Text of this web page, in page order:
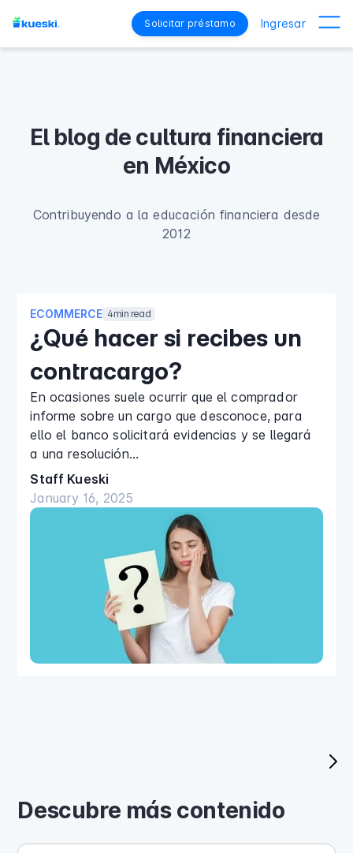
Solicitar préstamo Ingresar
El blog de cultura financiera
en México
Contribuyendo a la educación financiera desde
2012
ECOMMERCE 4min read
¿Qué hacer si recibes un
contracargo?
En ocasiones suele ocurrir que el comprador
informe sobre un cargo que desconoce, para
ello el banco solicitará evidencias y se llegará
a una resolución…
Staff Kueski
January 16, 2025
Descubre más contenido